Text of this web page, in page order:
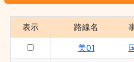
表示 路線名
美01